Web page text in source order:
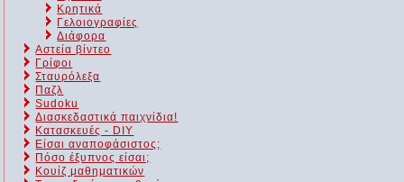
Κρητικά
Γελοιογραφίες
Διάφορα
Αστεία βίντεο
Γρίφοι
Σταυρόλεξα
Παζλ
Sudoku
Διασκεδαστικά παιχνίδια!
Κατασκευές - DIY
Είσαι αναποφάσιστος;
Πόσο έξυπνος είσαι;
Kουίζ μαθηματικών